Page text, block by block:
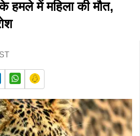
हमले में महिला की मौत,